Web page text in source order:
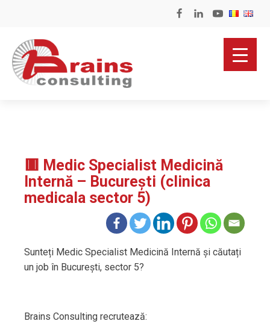
🟥 Medic Specialist Medicină
Internă – București (clinica
medicala sector 5)
Sunteți Medic Specialist Medicină Internă și căutați
un job în București, sector 5?
Brains Consulting recrutează: